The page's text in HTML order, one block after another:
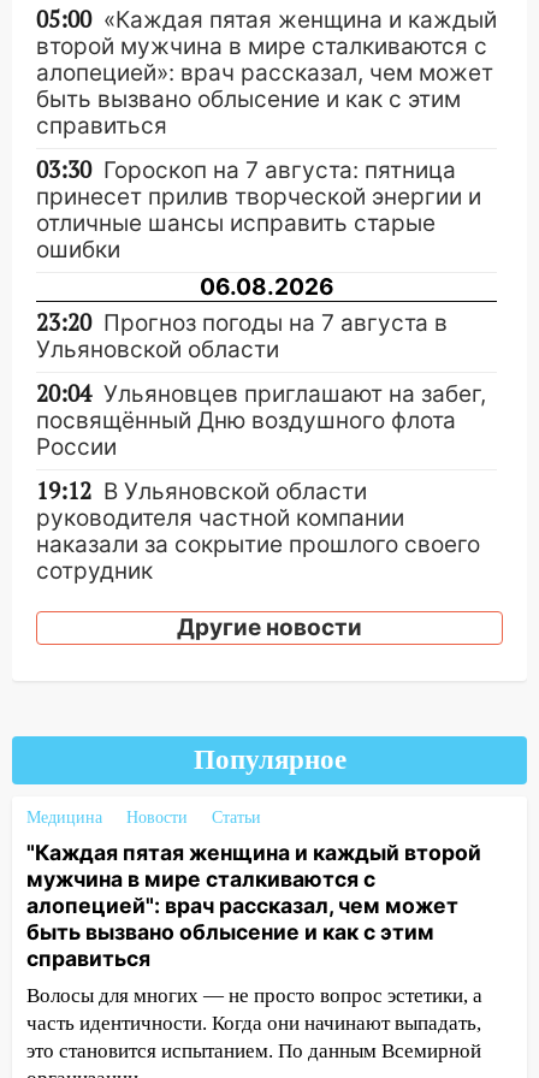
05:00 «Каждая пятая женщина и каждый
второй мужчина в мире сталкиваются с
алопецией»: врач рассказал, чем может
быть вызвано облысение и как с этим
справиться
03:30 Гороскоп на 7 августа: пятница
принесет прилив творческой энергии и
отличные шансы исправить старые
ошибки
06.08.2026
23:20 Прогноз погоды на 7 августа в
Ульяновской области
20:04 Ульяновцев приглашают на забег,
посвящённый Дню воздушного флота
России
19:12 В Ульяновской области
руководителя частной компании
наказали за сокрытие прошлого своего
сотрудник
18:02 В Ульяновск едут звезды
баскетбола!
«УльяновскФармации» за махинации на
3,2 млн рублей
16:09
Ветераны легкой атлетики из
Чемпионате России
16:02 В Ульяновской области убрали
более 28% площадей зерновых и
зернобобовых культур
15:51 Бросила кирпич в жену брата: в
Ульяновской области завели дело на
агрессивную женщину
Другие новости
Популярное
Медицина Новости Статьи
"Каждая пятая женщина и каждый второй
мужчина в мире сталкиваются с
алопецией": врач рассказал, чем может
быть вызвано облысение и как с этим
справиться
Волосы для многих — не просто вопрос эстетики, а
часть идентичности. Когда они начинают выпадать,
это становится испытанием. По данным Всемирной